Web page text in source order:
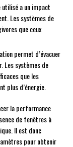
utilisé a un impact
Les systèmes de
que ceux
permet d’évacuer
Les systèmes de
que les
plus d’énergie.
la performance
de fenêtres à
Il est donc
pour obtenir